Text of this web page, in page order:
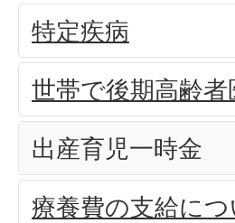
特定疾病
世帯で後期高齢
出産育児一時金
療養費の支給につ